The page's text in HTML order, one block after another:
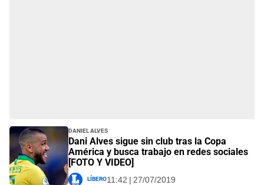
Daniel Alves
Dani Alves sigue sin club tras la Copa
América y busca trabajo en redes sociales
[FOTO Y VIDEO]
Líbero11:42 | 27/07/2019